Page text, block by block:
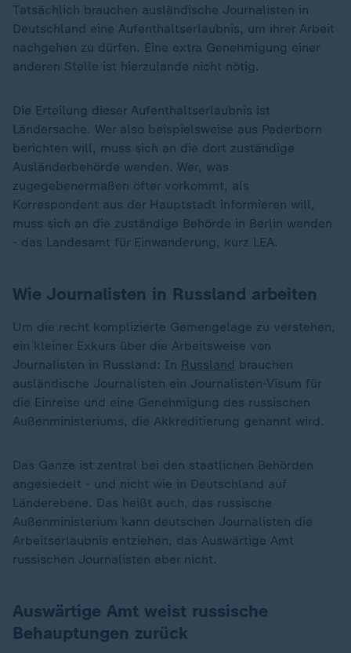
Tatsächlich brauchen ausländische Journalisten in
Deutschland eine Aufenthaltserlaubnis, um ihrer Arbeit
nachgehen zu dürfen. Eine extra Genehmigung einer
anderen Stelle ist hierzulande nicht nötig.
Die Erteilung dieser Aufenthaltserlaubnis ist
Ländersache. Wer also beispielsweise aus Paderborn
berichten will, muss sich an die dort zuständige
Ausländerbehörde wenden. Wer, was
zugegebenermaßen öfter vorkommt, als
Korrespondent aus der Hauptstadt informieren will,
muss sich an die zuständige Behörde in Berlin wenden
- das Landesamt für Einwanderung, kurz LEA.
Wie Journalisten in Russland arbeiten
Um die recht komplizierte Gemengelage zu verstehen,
ein kleiner Exkurs über die Arbeitsweise von
Journalisten in Russland: In Russland brauchen
ausländische Journalisten ein Journalisten-Visum für
die Einreise und eine Genehmigung des russischen
Außenministeriums, die Akkreditierung genannt wird.
Das Ganze ist zentral bei den staatlichen Behörden
angesiedelt - und nicht wie in Deutschland auf
Länderebene. Das heißt auch, das russische
Außenministerium kann deutschen Journalisten die
Arbeitserlaubnis entziehen, das Auswärtige Amt
russischen Journalisten aber nicht.
Auswärtige Amt weist russische
Behauptungen zurück